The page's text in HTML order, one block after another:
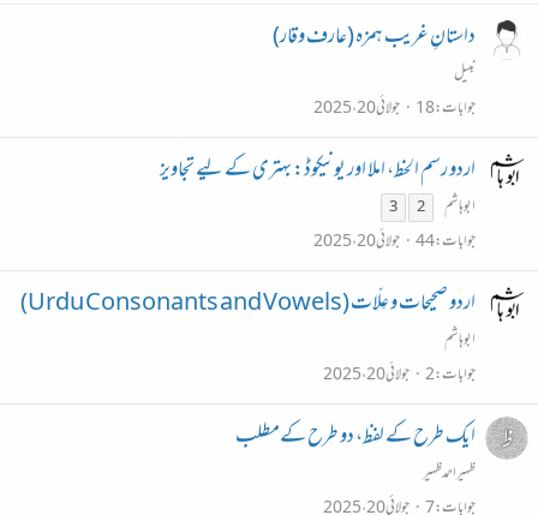
داستانِ غریب ہمزہ (عارف وقار)
نبیل
جوابات 18 جولائی 20، 2025
اردو رسم الخط، املا اور یونیکوڈ: بہتری کے لیے تجاویز
ابو ہاشم 2
3
جوابات 44 جولائی 20، 2025
اردو صحیحات و عِلّات (Urdu Consonants and Vowels)
ابو ہاشم
جوابات 2 جولائی 20، 2025
ایک طرح کے لفظ، دو طرح کےمطلب
ظہیراحمدظہیر
جوابات 7 جولائی 20، 2025